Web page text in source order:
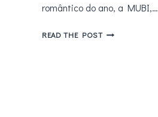
romântico do ano, a MUBI,…
READ THE POSTDIA